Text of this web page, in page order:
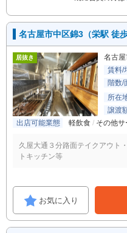
名古屋市中区錦3（栄駅 徒
居抜き 名古
賃料/
階数/
所在
譲渡
出店可能業態
軽飲食 その他
久屋大通３分路面テイクアウト
トキッチン等
お気に入り